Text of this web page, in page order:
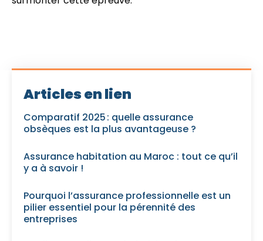
Articles en lien
Comparatif 2025 : quelle assurance
obsèques est la plus avantageuse ?
Assurance habitation au Maroc : tout ce qu’il
y a à savoir !
Pourquoi l’assurance professionnelle est un
pilier essentiel pour la pérennité des
entreprises